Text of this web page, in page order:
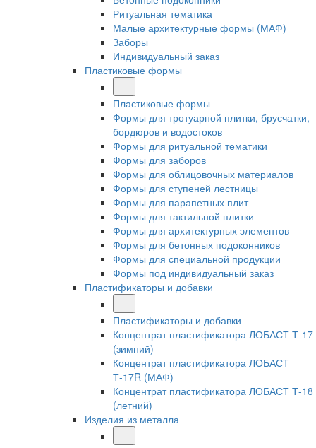
Ритуальная тематика
Малые архитектурные формы (МАФ)
Заборы
Индивидуальный заказ
Пластиковые формы
Пластиковые формы
Формы для тротуарной плитки, брусчатки,
бордюров и водостоков
Формы для ритуальной тематики
Формы для заборов
Формы для облицовочных материалов
Формы для ступеней лестницы
Формы для парапетных плит
Формы для тактильной плитки
Формы для архитектурных элементов
Формы для бетонных подоконников
Формы для специальной продукции
Формы под индивидуальный заказ
Пластификаторы и добавки
Пластификаторы и добавки
Концентрат пластификатора ЛОБАСТ Т-17
(зимний)
Концентрат пластификатора ЛОБАСТ
Т-17R (МАФ)
Концентрат пластификатора ЛОБАСТ Т-18
(летний)
Изделия из металла